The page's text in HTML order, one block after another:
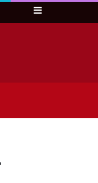
Sidebar